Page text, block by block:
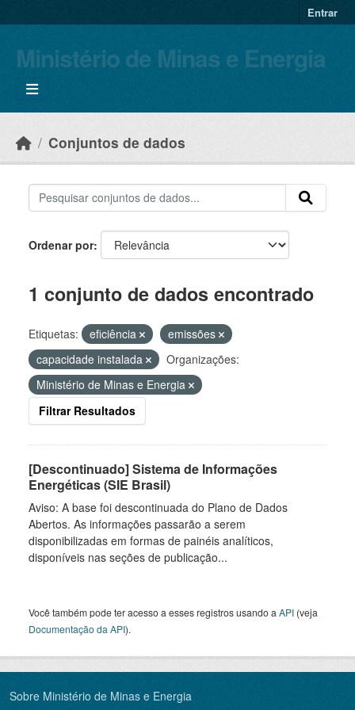
Entrar
Ministério de Minas e Energia
Conjuntos de dados
Ordenar por
1 conjunto de dados encontrado
Etiquetas: eficiência
emissões
capacidade instalada
Organizações:
Ministério de Minas e Energia
Filtrar Resultados
[Descontinuado] Sistema de Informações
Energéticas (SIE Brasil)
Aviso: A base foi descontinuada do Plano de Dados
Abertos. As informações passarão a serem
disponibilizadas em formas de painéis analíticos,
disponíveis nas seções de publicação...
Você também pode ter acesso a esses registros usando a API (veja
Documentação da API).
Sobre Ministério de Minas e Energia